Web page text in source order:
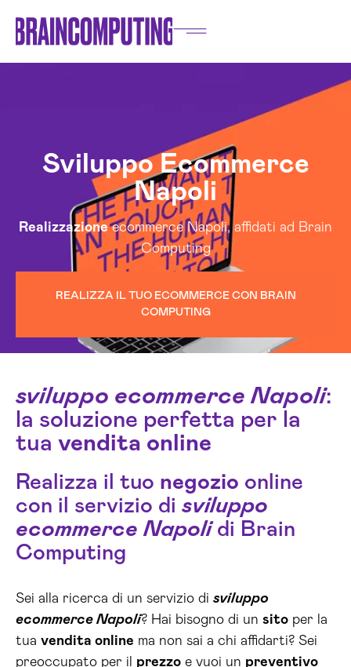
Sviluppo Ecommerce
Napoli
Realizzazioneecommerce Napoli, affidati ad Brain
Computing
REALIZZA IL TUO ECOMMERCE CON BRAIN
COMPUTING
sviluppo ecommerce Napoli:
la soluzione perfetta per la
tua vendita online
Realizza il tuo negozio online
con il servizio di sviluppo
ecommerce Napolidi Brain
Computing
Sei alla ricerca di un servizio di sviluppo
ecommerce Napoli? Hai bisogno di un sito per la
tua vendita online ma non sai a chi affidarti? Sei
preoccupato per il prezzo e vuoi un preventivo